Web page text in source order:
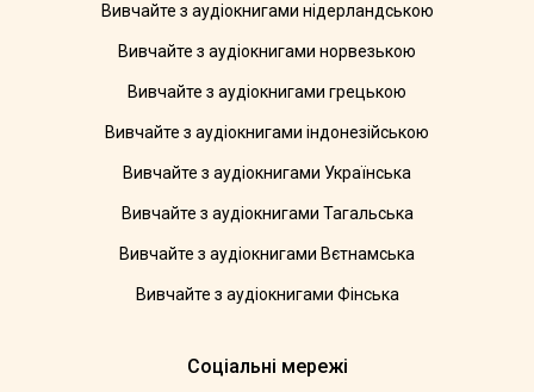
Вивчайте з аудіокнигами нідерландською
Вивчайте з аудіокнигами норвезькою
Вивчайте з аудіокнигами грецькою
Вивчайте з аудіокнигами індонезійською
Вивчайте з аудіокнигами Українська
Вивчайте з аудіокнигами Тагальська
Вивчайте з аудіокнигами Вєтнамська
Вивчайте з аудіокнигами Фінська
Соціальні мережі